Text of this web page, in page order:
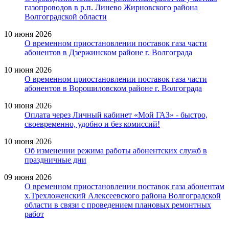
газопроводов в р.п. Линево Жирновского района
Волгоградской области
10 июня 2026
О временном приостановлении поставок газа части
абонентов в Дзержинском районе г. Волгограда
10 июня 2026
О временном приостановлении поставок газа части
абонентов в Ворошиловском районе г. Волгограда
10 июня 2026
Оплата через Личный кабинет «Мой ГАЗ» - быстро,
своевременно, удобно и без комиссий!
10 июня 2026
Об изменении режима работы абонентских служб в
праздничные дни
09 июня 2026
О временном приостановлении поставок газа абонентам
х.Трехложенский Алексеевского района Волгоградской
области в связи с проведением плановых ремонтных
работ